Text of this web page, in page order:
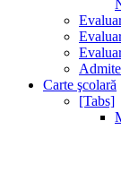
Carte şcolară
[Tabs]